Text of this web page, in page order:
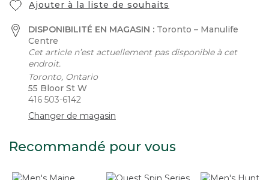
Ajouter à la liste de souhaits
DISPONIBILITÉ EN MAGASIN : Toronto – Manulife
Centre
Cet article n’est actuellement pas disponible à cet
endroit.
Toronto, Ontario
55 Bloor St W
416 503-6142
Changer de magasin
Recommandé pour vous